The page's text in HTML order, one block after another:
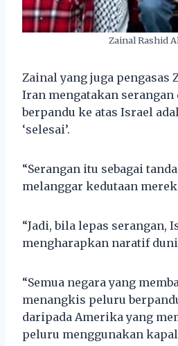
Zainal Rashid
Zainal yang juga pengasas
Iran mengatakan
berpandu ke atas Israel
‘selesai’.
“Serangan itu sebagai
melanggar kedutaan
“Jadi, bila lepas serangan,
mengharapkan naratif
“Semua negara yang
menangkis peluru
daripada Amerika yang
peluru menggunakan